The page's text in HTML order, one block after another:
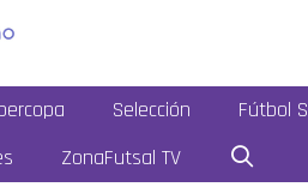
Selección
Fútbol
ZonaFutsal TV